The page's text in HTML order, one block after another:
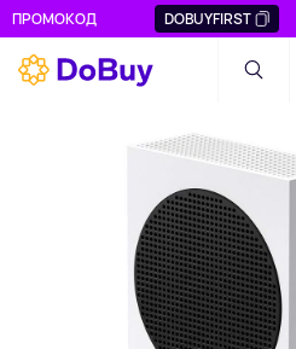
ПРОМОКОД DOBUYFIRST